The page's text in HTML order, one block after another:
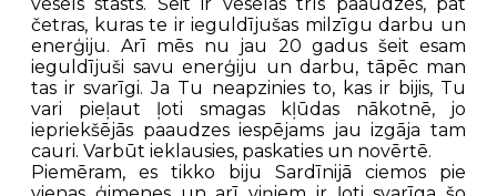
četras, kuras te ir ieguldījušas milzīgu darbu un
enerģiju. Arī mēs nu jau 20 gadus šeit esam
ieguldījuši savu enerģiju un darbu, tāpēc man
tas ir svarīgi. Ja Tu neapzinies to, kas ir bijis, Tu
vari pieļaut ļoti smagas kļūdas nākotnē, jo
iepriekšējās paaudzes iespējams jau izgāja tam
cauri. Varbūt ieklausies, paskaties un novērtē.
Piemēram, es tikko biju Sardīnijā ciemos pie